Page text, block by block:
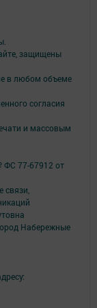
защищены
в любом объеме
согласия
и массовым
ФС 77-67912 от
Набережные